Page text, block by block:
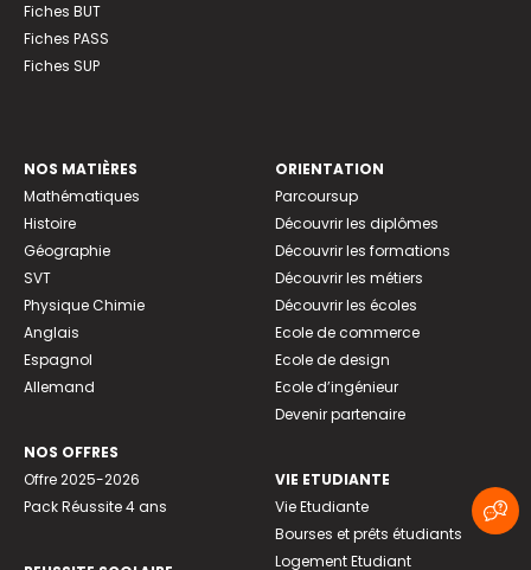
Fiches BUT
Fiches PASS
Fiches SUP
NOS MATIÈRES
Mathématiques
Histoire
Géographie
SVT
Physique Chimie
Anglais
Espagnol
Allemand
NOS OFFRES
Offre 2025-2026
Pack Réussite 4 ans
ORIENTATION
Parcoursup
Découvrir les diplômes
Découvrir les formations
Découvrir les métiers
Découvrir les écoles
Ecole de commerce
Ecole de design
Ecole d’ingénieur
Devenir partenaire
VIE ETUDIANTE
Vie Etudiante
Bourses et prêts étudiants
Logement Etudiant